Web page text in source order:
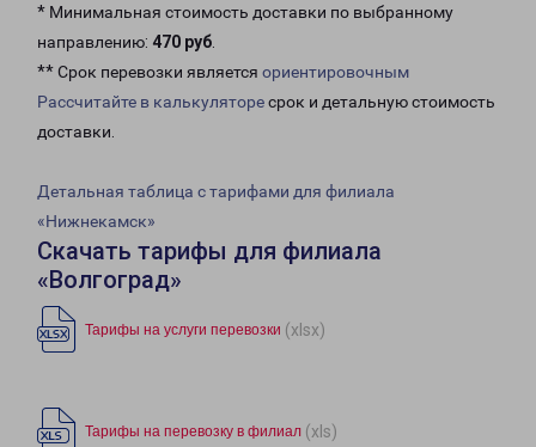
* Минимальная стоимость доставки по выбранному
направлению: 470 руб.
** Срок перевозки является ориентировочным
Рассчитайте в калькуляторесрок и детальную стоимость
доставки.
Детальная таблица с тарифами для филиала
«Нижнекамск»
Скачать тарифы для филиала
«Волгоград»
Тарифы на услуги перевозки (xlsx)
Тарифы на перевозку в филиал (xls)